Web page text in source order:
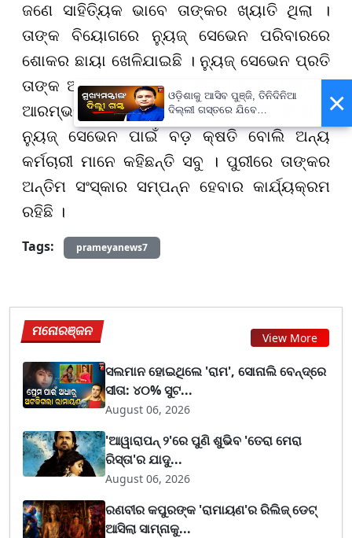
ଜଣେ ସାହିତ୍ୟିକ ଭାବେ ତାଙ୍କର ଖ୍ୟାତି ଥିଲା ।
ତାଙ୍କ ବିୟୋଗରେ ନ୍ୟୁଜ୍ ସେଭେନ ପରିବାରରେ
ଶୋକର ଛାୟା ଖେଳିଯାଇଛି । ନ୍ୟୁଜ୍ ସେଭେନ ପ୍ରତି
ତାଙ୍କ ଅବଦାନ ଅତୁଳନୀୟ ଥିଲା । ନ୍ୟୁଜ୍ ସେଭେନ
ଆରମ୍ଭରୁ ସେ କାର୍ଯ୍ୟରତ ଥିଲେ । ତାଙ୍କ ବିୟୋଗ
ନ୍ୟୁଜ୍ ସେଭେନ ପାଇଁ ବଡ଼ କ୍ଷତି ବୋଲି ଅନ୍ୟ
କର୍ମଚାରୀ ମାନେ କହିଛନ୍ତି ସବୁ । ପୁରୀରେ ତାଙ୍କର
ଅନ୍ତିମ ସଂସ୍କାର ସମ୍ପନ୍ନ ହେବାର କାର୍ଯ୍ୟକ୍ରମ
ରହିଛି ।
Tags:
prameyanews7
ମନୋରଞ୍ଜନ View More
ସଲମାନ ହୋଇଥିଲେ 'ରାମ', ସୋନାଲି ବେନ୍ଦ୍ରେ
ସୀତା: ୪୦% ସୁଟ...
August 06, 2026
'ଆୱାରାପନ୍ ୨'ରେ ପୁଣି ଶୁଭିବ 'ତେରା ମେରା
ରିସ୍ତା'ର ଯାଦୁ...
August 06, 2026
ରଣବୀର କପୁରଙ୍କ 'ରାମାୟଣ'ର ରିଲିଜ୍ ଡେଟ୍
ଆସିଲା ସାମ୍ନାକୁ...
×
ଓଡ଼ିଶାକୁ ଆସିବ ପୁଞ୍ଜି, ତିନିଦିନିଆ
ଦିଲ୍ଲୀ ଗସ୍ତରେ ଯିବେ
ମୁଖ୍ୟମନ୍ତ୍ରୀ ମୋହନ ମାଝୀ